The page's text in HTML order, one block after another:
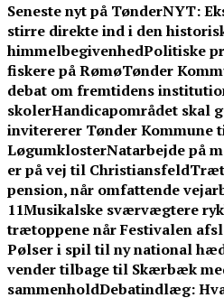
Seneste nyt på TønderNYT:
stirre direkte ind i den
himmelbegivenhedPolitiske
fiskere på RømøTønder
debat om fremtidens
skolerHandicapområdet skal
invitererer Tønder Kommune
LøgumklosterNatarbejde på
er på vej til ChristiansfeldTræt
pension, når omfattende
11Musikalske sværvægtere
trætoppene når Festivalen
Pølser i spil til ny national
vender tilbage til Skærbæk
sammenholdDebatindlæg: